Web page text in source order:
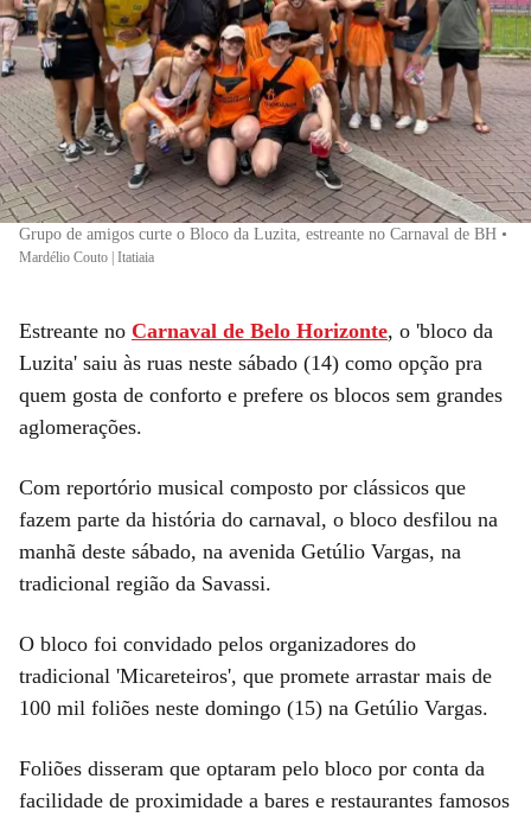
Grupo de amigos curte o Bloco da Luzita, estreante no Carnaval de BH •
Mardélio Couto | Itatiaia
Estreante no Carnaval de Belo Horizonte, o 'bloco da
Luzita' saiu às ruas neste sábado (14) como opção pra
quem gosta de conforto e prefere os blocos sem grandes
aglomerações.
Com reportório musical composto por clássicos que
fazem parte da história do carnaval, o bloco desfilou na
manhã deste sábado, na avenida Getúlio Vargas, na
tradicional região da Savassi.
O bloco foi convidado pelos organizadores do
tradicional 'Micareteiros', que promete arrastar mais de
100 mil foliões neste domingo (15) na Getúlio Vargas.
Foliões disseram que optaram pelo bloco por conta da
facilidade de proximidade a bares e restaurantes famosos